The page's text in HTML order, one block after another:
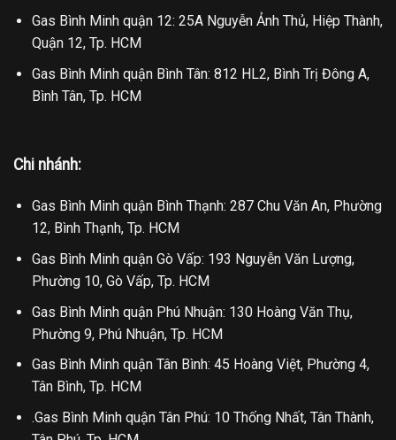
Gas Bình Minh quận 12: 25A Nguyễn Ảnh Thủ, Hiệp Thành,
Quận 12, Tp. HCM
Gas Bình Minh quận Bình Tân: 812 HL2, Bình Trị Đông A,
Bình Tân, Tp. HCM
Chi nhánh:
Gas Bình Minh quận Bình Thạnh: 287 Chu Văn An, Phường
12, Bình Thạnh, Tp. HCM
Gas Bình Minh quận Gò Vấp: 193 Nguyễn Văn Lượng,
Phường 10, Gò Vấp, Tp. HCM
Gas Bình Minh quận Phú Nhuận: 130 Hoàng Văn Thụ,
Phường 9, Phú Nhuận, Tp. HCM
Gas Bình Minh quận Tân Bình: 45 Hoàng Việt, Phường 4,
Tân Bình, Tp. HCM
.Gas Bình Minh quận Tân Phú: 10 Thống Nhất, Tân Thành,